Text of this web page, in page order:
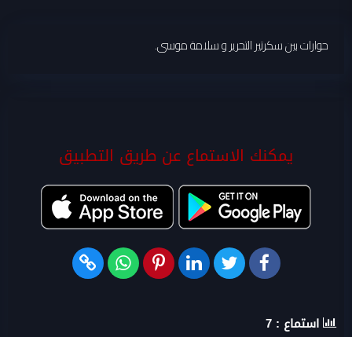
حوارات بين سكرتير التحرير و سلامة موسى.
يمكنك الاستماع عن طريق التطبيق
استماع : 7